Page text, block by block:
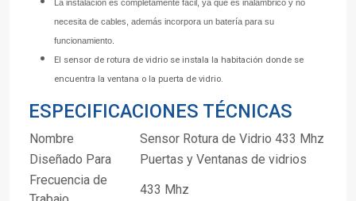
La instalación es completamente fácil, ya que es inalámbrico y no
necesita de cables, además incorpora un batería para su
funcionamiento.
El sensor de rotura de vidrio se instala la habitación donde se
encuentra la ventana o la puerta de vidrio.
ESPECIFICACIONES TÉCNICAS
Nombre
Sensor Rotura de Vidrio 433 Mhz
Diseñado Para
Puertas y Ventanas de vidrios
Frecuencia de
433 Mhz